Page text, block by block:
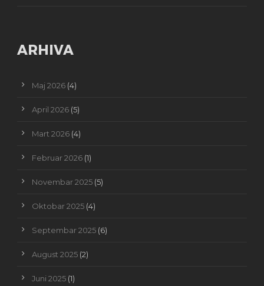
ARHIVA
Maj 2026 (4)
April 2026 (5)
Mart 2026 (4)
Februar 2026 (1)
Novembar 2025 (5)
Oktobar 2025 (4)
Septembar 2025 (6)
August 2025 (2)
Juni 2025 (1)